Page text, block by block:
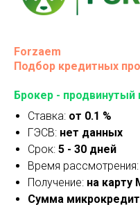
Forzaem
Подбор кредитных
Брокер -
Ставка: от 0.1 %
ГЭСВ: нет данных
Срок: 5 - 30 дней
Время рассмотрения:
Получение: на карту
Сумма